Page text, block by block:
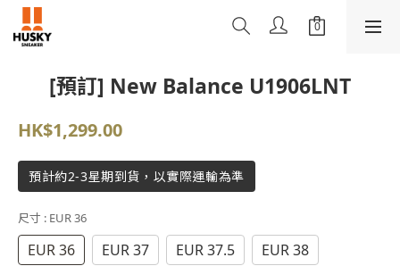
[預訂] New Balance U1906LNT
HK$1,299.00
預計約2-3星期到貨，以實際運輸為準
尺寸 : EUR 36
EUR 36 EUR 37 EUR 37.5
EUR 38